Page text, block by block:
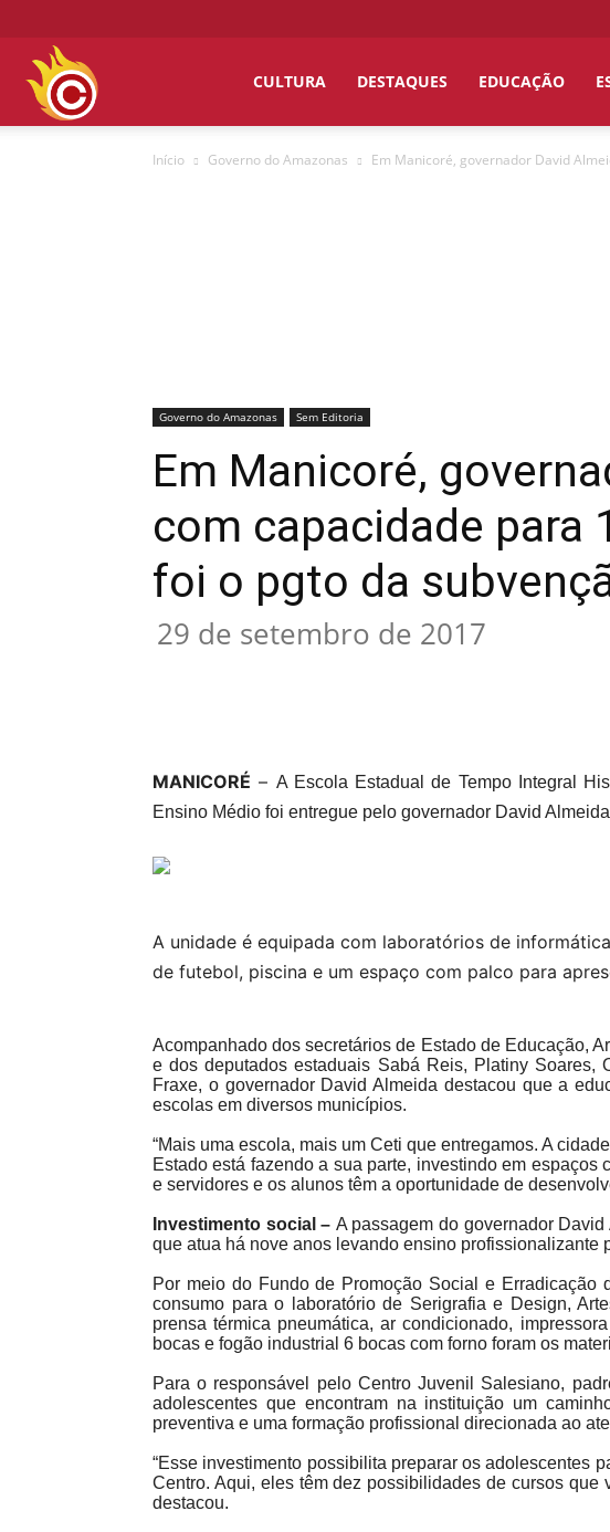
CULTURA DESTAQUES EDUCAÇÃO
Início Governo do Amazonas Em Manicoré, governador David
Governo do Amazonas Sem Editoria
Em Manicoré,
com capacidade
foi o pgto da
29 de setembro de 2017
MANICORÉ – A Escola Estadual de Tempo Integral
Ensino Médio foi entregue pelo governador David
A unidade é equipada com laboratórios de
de futebol, piscina e um espaço com palco para
Acompanhado dos secretários de Estado de Educação,
e dos deputados estaduais Sabá Reis, Platiny Soares,
Fraxe, o governador David Almeida destacou que a
escolas em diversos municípios.
“Mais uma escola, mais um Ceti que entregamos. A
Estado está fazendo a sua parte, investindo em
e servidores e os alunos têm a oportunidade de
Investimento social – A passagem do governador
que atua há nove anos levando ensino profissionalizante
Por meio do Fundo de Promoção Social e Erradicação
consumo para o laboratório de Serigrafia e Design,
prensa térmica pneumática, ar condicionado,
bocas e fogão industrial 6 bocas com forno foram os
Para o responsável pelo Centro Juvenil Salesiano,
adolescentes que encontram na instituição um
preventiva e uma formação profissional direcionada ao
“Esse investimento possibilita preparar os adolescentes
Centro. Aqui, eles têm dez possibilidades de cursos que
destacou.